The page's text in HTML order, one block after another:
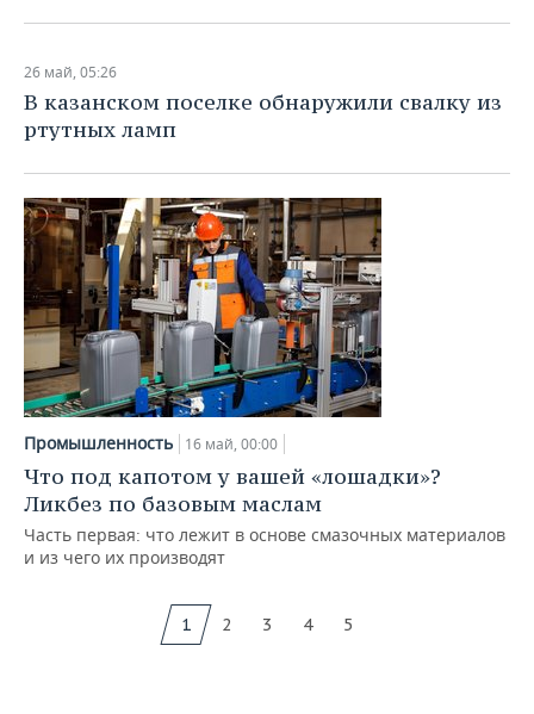
26 май, 05:26
В казанском поселке обнаружили свалку из
ртутных ламп
Промышленность 16 май, 00:00
Что под капотом у вашей «лошадки»?
Ликбез по базовым маслам
Часть первая: что лежит в основе смазочных материалов
и из чего их производят
1 2 3 4 5